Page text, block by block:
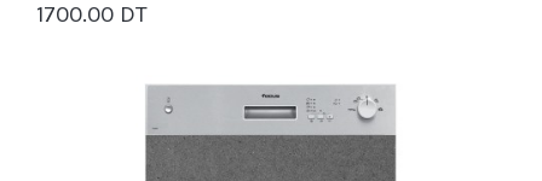
1700.00 DT
PANIER